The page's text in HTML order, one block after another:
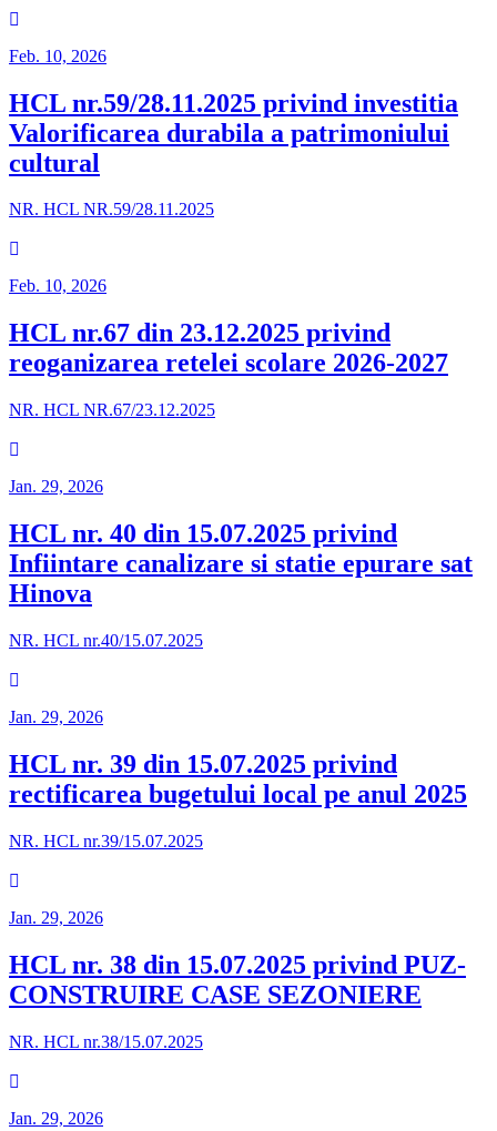
Feb. 10, 2026
HCL nr.59/28.11.2025 privind investitia
Valorificarea durabila a patrimoniului
cultural
NR. HCL NR.59/28.11.2025
Feb. 10, 2026
HCL nr.67 din 23.12.2025 privind
reoganizarea retelei scolare 2026-2027
NR. HCL NR.67/23.12.2025
Jan. 29, 2026
HCL nr. 40 din 15.07.2025 privind
Infiintare canalizare si statie epurare sat
Hinova
NR. HCL nr.40/15.07.2025
Jan. 29, 2026
HCL nr. 39 din 15.07.2025 privind
rectificarea bugetului local pe anul 2025
NR. HCL nr.39/15.07.2025
Jan. 29, 2026
HCL nr. 38 din 15.07.2025 privind PUZ-
CONSTRUIRE CASE SEZONIERE
NR. HCL nr.38/15.07.2025
Jan. 29, 2026